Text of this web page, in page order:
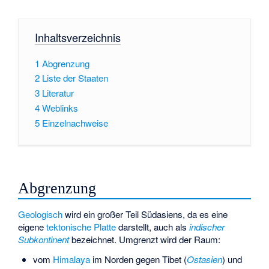
Inhaltsverzeichnis
1 Abgrenzung
2 Liste der Staaten
3 Literatur
4Weblinks
5 Einzelnachweise
Abgrenzung
Geologischwird ein großer Teil Südasiens, da es eine
eigenetektonische Plattedarstellt, auch alsindischer
Subkontinentbezeichnet. Umgrenzt wird der Raum:
vom Himalayaim Norden gegen Tibet (Ostasien) und